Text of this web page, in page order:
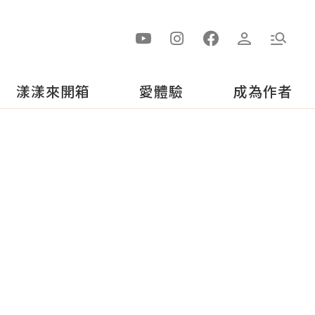
漾漾來開箱 愛體驗 成為作者